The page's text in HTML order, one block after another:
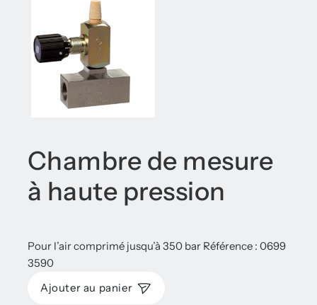
Chambre de mesure
à haute pression
Pour l’air comprimé jusqu’à 350 bar Référence : 0699
3590
Ajouter au panier